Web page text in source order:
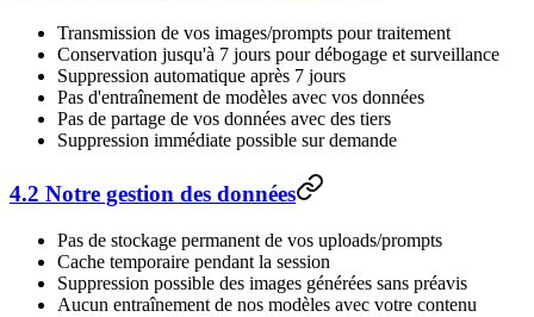
Transmission de vos images/prompts pour traitement
Conservation jusqu'à 7 jours pour débogage et surveillance
Suppression automatique après 7 jours
Pas d'entraînement de modèles avec vos données
Pas de partage de vos données avec des tiers
Suppression immédiate possible sur demande
4.2 Notre gestion des données
Pas de stockage permanent de vos uploads/prompts
Cache temporaire pendant la session
Suppression possible des images générées sans préavis
Aucun entraînement de nos modèles avec votre contenu